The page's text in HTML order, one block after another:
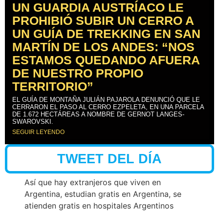
UN GUARDIA AUSTRÍACO LE
PROHIBIÓ SUBIR UN CERRO A
UN GUÍA DE TREKKING EN SAN
MARTÍN DE LOS ANDES: “NOS
ESTAMOS QUEDANDO AFUERA
DE NUESTRO PROPIO
TERRITORIO”
EL GUÍA DE MONTAÑA JULIÁN PAJAROLA DENUNCIÓ QUE LE
CERRARON EL PASO AL CERRO EZPELETA, EN UNA PARCELA
DE 1.672 HECTÁREAS A NOMBRE DE GERNOT LANGES-
SWAROVSKI.
SEGUIR LEYENDO
TWEET DEL DÍA
Así que hay extranjeros que viven en
Argentina, estudian gratis en Argentina, se
atienden gratis en hospitales Argentinos